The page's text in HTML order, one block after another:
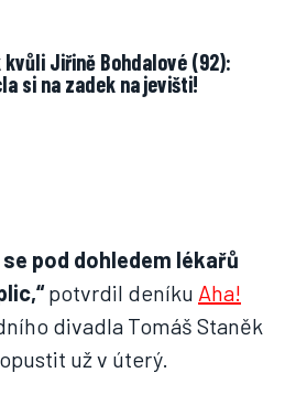
kvůli Jiřině Bohdalové (92):
si na zadek na jevišti!
se pod dohledem lékařů
potvrdil deníku Aha!
divadla Tomáš Staněk
už v úterý.